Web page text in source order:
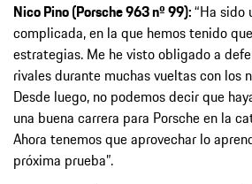
Nico Pino (Porsche 963 nº 99):“Ha sido
complicada, en la que hemos tenido
estrategias. Me he visto obligado a
rivales durante muchas vueltas con los
Desde luego, no podemos decir que
una buena carrera para Porsche en la
Ahora tenemos que aprovechar lo
próxima prueba”.